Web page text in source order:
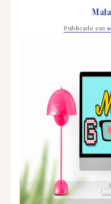
Publicado em